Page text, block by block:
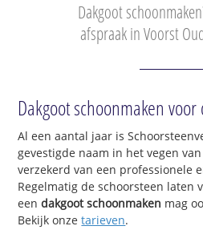
Dakgoot
afspraak in Voorst
Dakgoot schoonmaken
Al een aantal jaar is
gevestigde naam in het vegen
verzekerd van een professionele
Regelmatig de schoorsteen laten
eendakgoot schoonmaken mag
Bekijk onzetarieven.